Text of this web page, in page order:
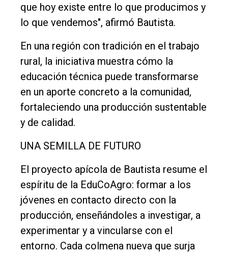
que hoy existe entre lo que producimos y
lo que vendemos", afirmó Bautista.
En una región con tradición en el trabajo
rural, la iniciativa muestra cómo la
educación técnica puede transformarse
en un aporte concreto a la comunidad,
fortaleciendo una producción sustentable
y de calidad.
UNA SEMILLA DE FUTURO
El proyecto apícola de Bautista resume el
espíritu de la EduCoAgro: formar a los
jóvenes en contacto directo con la
producción, enseñándoles a investigar, a
experimentar y a vincularse con el
entorno. Cada colmena nueva que surja